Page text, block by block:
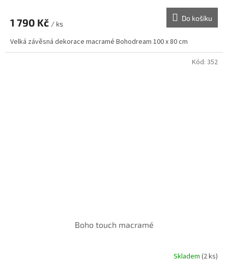
1 790 Kč / ks
Do košíku
Velká závěsná dekorace macramé Bohodream 100 x 80 cm
Boho touch macramé
Skladem (2 ks)
Kód: 352